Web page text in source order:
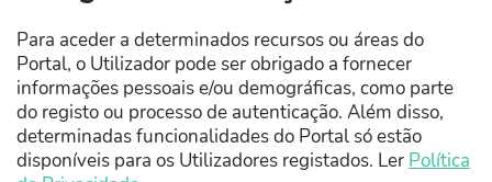
Para aceder a determinados recursos ou áreas do
Portal, o Utilizador pode ser obrigado a fornecer
informações pessoais e/ou demográficas, como parte
do registo ou processo de autenticação. Além disso,
determinadas funcionalidades do Portal só estão
disponíveis para os Utilizadores registados. Ler Política